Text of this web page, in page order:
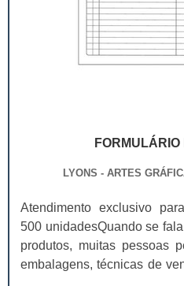
LYONS - ARTES
Atendimento exclusivo
500 unidadesQuando se
produtos, muitas pessoas
embalagens, técnicas de